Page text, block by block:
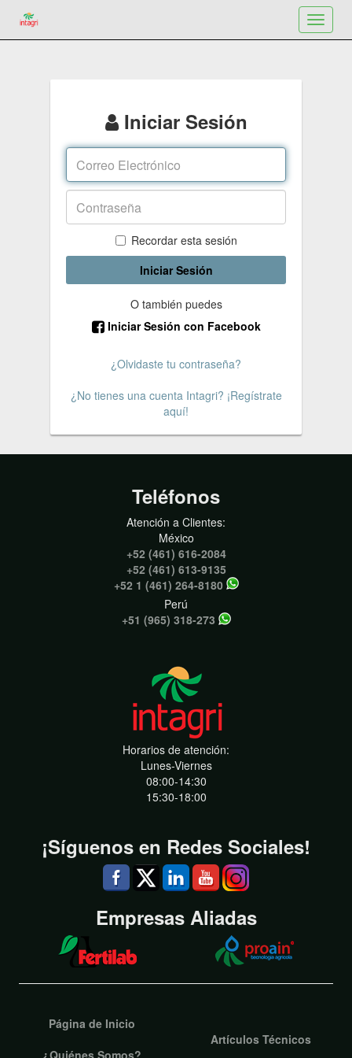
Toggle
Iniciar Sesión
Recordar esta sesión
Iniciar Sesión
O también puedes
Iniciar Sesión con Facebook
¿Olvidaste tu contraseña?
¿No tienes una cuenta Intagri? ¡Regístrate
aquí!
Teléfonos
Atención a Clientes:
México
+52 (461) 616-2084
+52 (461) 613-9135
+52 1 (461) 264-8180
Perú
+51 (965) 318-273
Horarios de atención:
Lunes-Viernes
08:00-14:30
15:30-18:00
¡Síguenos en Redes Sociales!
Empresas Aliadas
Página de Inicio
¿Quiénes Somos?
Artículos Técnicos